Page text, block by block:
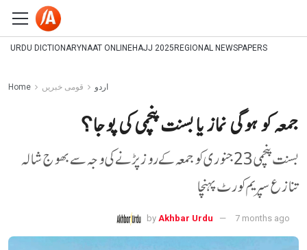
URDU DICTIONARYNAAT ONLINEHAJJ 2025 REGIONAL NEWSPAPERS
Home اردو قومی خبریں
جمعہ کو ہوگی نماز یا بسنت پنچمی کی پوجا؟
بسنت پنچمی 23 جنوری کو جمعہ کے روز پڑنے کی وجہ سے بھوج شالہ
تنازع سپریم کورٹ پہنچا
by Akhbar Urdu 7 months ago